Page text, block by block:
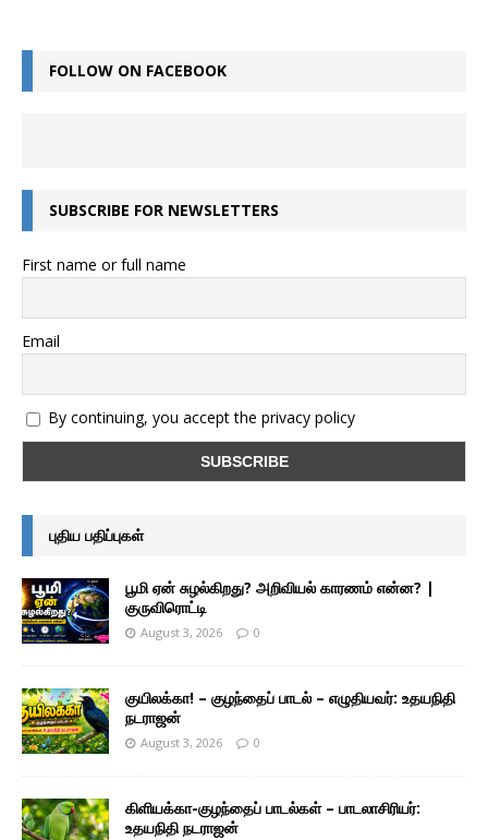
FOLLOW ON FACEBOOK
SUBSCRIBE FOR NEWSLETTERS
First name or full name
Email
By continuing, you accept the privacy policy
புதிய பதிப்புகள்
பூமி ஏன் சுழல்கிறது? அறிவியல் காரணம் என்ன? |
குருவிரொட்டி
August 3, 2026 0
குயிலக்கா! – குழந்தைப் பாடல் – எழுதியவர்: உதயநிதி
நடராஜன்
August 3, 2026 0
கிளியக்கா-குழந்தைப் பாடல்கள் – பாடலாசிரியர்:
உதயநிதி நடராஜன்